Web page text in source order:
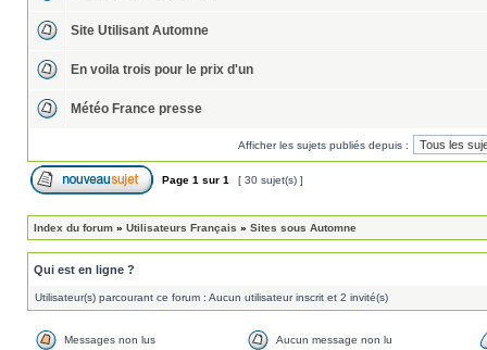
Site Utilisant Automne
En voila trois pour le prix d'un
Météo France presse
Afficher les sujets publiés depuis :
Page 1 sur 1 [ 30 sujet(s) ]
Index du forum » Utilisateurs Français » Sites sous Automne
Qui est en ligne ?
Utilisateur(s) parcourant ce forum : Aucun utilisateur inscrit et 2 invité(s)
Messages non lus Aucun message non lu